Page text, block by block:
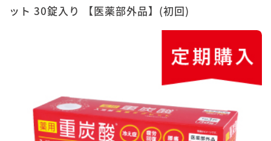
ット 30錠入り 【医薬部外品】(初回)